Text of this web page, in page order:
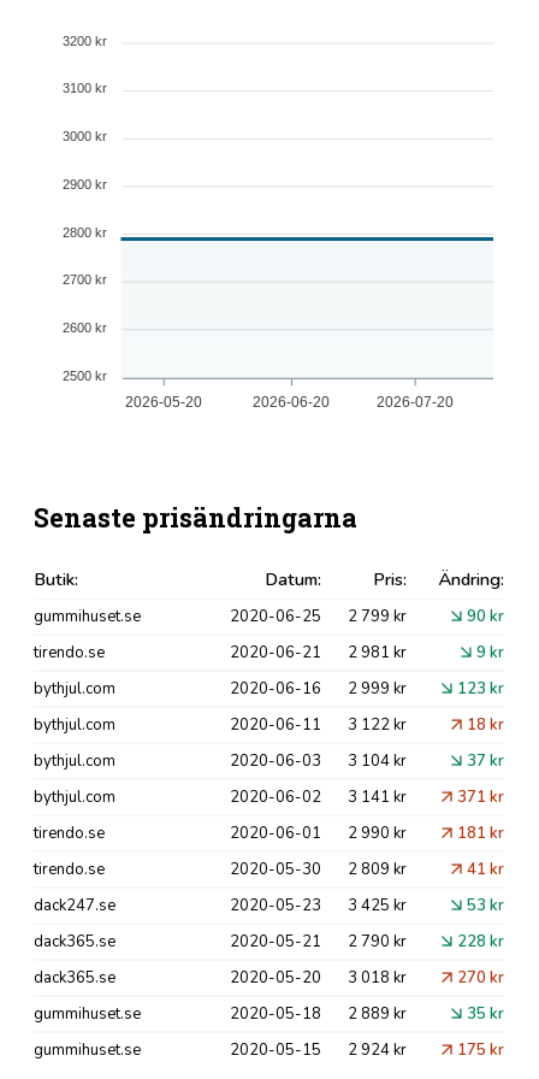
2026-05-20 2026-06-20 2026-07-20
3200 kr
3100 kr
3000 kr
2900 kr
2800 kr
2700 kr
2600 kr
2500 kr
Senaste prisändringarna
Butik: Datum: Pris: Ändring:
gummihuset.se 2020-06-25 2 799 kr
90 kr
tirendo.se
2020-06-21 2 981 kr
9 kr
bythjul.com
2020-06-16 2 999 kr
123 kr
bythjul.com
2020-06-11 3 122 kr
18 kr
bythjul.com
2020-06-03 3 104 kr
37 kr
bythjul.com
2020-06-02 3 141 kr
371 kr
tirendo.se
2020-06-01 2 990 kr
181 kr
tirendo.se
2020-05-30 2 809 kr
41 kr
dack247.se
2020-05-23 3 425 kr
53 kr
dack365.se
2020-05-21 2 790 kr
228 kr
dack365.se
2020-05-20 3 018 kr
270 kr
gummihuset.se
2020-05-18 2 889 kr
35 kr
gummihuset.se
2020-05-15 2 924 kr 175 kr